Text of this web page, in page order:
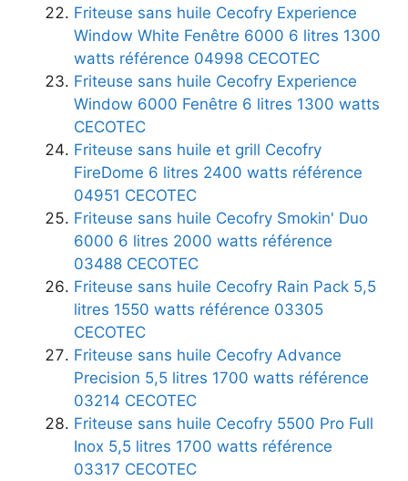
Friteuse sans huile Cecofry Experience
Window White Fenêtre 6000 6 litres 1300
watts référence 04998 CECOTEC
Friteuse sans huile Cecofry Experience
Window 6000 Fenêtre 6 litres 1300 watts
CECOTEC
Friteuse sans huile et grill Cecofry
FireDome 6 litres 2400 watts référence
04951 CECOTEC
Friteuse sans huile Cecofry Smokin' Duo
6000 6 litres 2000 watts référence
03488 CECOTEC
Friteuse sans huile Cecofry Rain Pack 5,5
litres 1550 watts référence 03305
CECOTEC
Friteuse sans huile Cecofry Advance
Precision 5,5 litres 1700 watts référence
03214 CECOTEC
Friteuse sans huile Cecofry 5500 Pro Full
Inox 5,5 litres 1700 watts référence
03317 CECOTEC